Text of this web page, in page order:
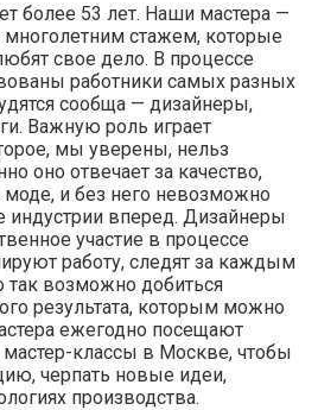
более 53 лет. Наши мастера —
стажем, которые
свое дело. В процессе
работники самых разных
сообща — дизайнеры,
Важную роль играет
мы уверены, нельз
оно отвечает за качество,
моде, и без него невозможно
индустрии вперед. Дизайнеры
участие в процессе
работу, следят за каждым
так возможно добиться
результата, которым можно
ежегодно посещают
классы в Москве, чтобы
черпать новые идеи,
производства.